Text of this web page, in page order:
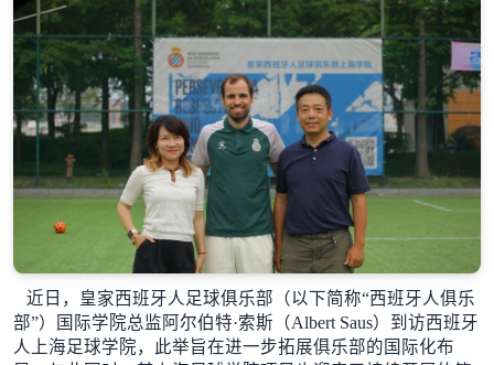
篮球速报
其他赛事
近日，皇家西班牙人足球俱乐部（以下简称“西班牙人俱乐
部”）国际学院总监阿尔伯特·索斯（Albert Saus）到访西班牙
人上海足球学院，此举旨在进一步拓展俱乐部的国际化布